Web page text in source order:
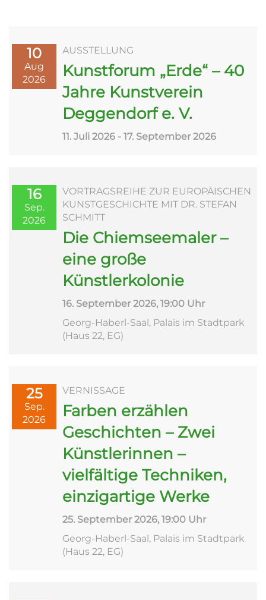
10
Aug
2026
AUSSTELLUNG
Kunstforum „Erde“ – 40
Jahre Kunstverein
Deggendorf e. V.
11. Juli 2026 - 17. September 2026
16
Sep.
2026
VORTRAGSREIHE ZUR EUROPÄISCHEN
KUNSTGESCHICHTE MIT DR. STEFAN
SCHMITT
Die Chiemseemaler –
eine große
Künstlerkolonie
16. September 2026, 19:00 Uhr
Georg-Haberl-Saal, Palais im Stadtpark
(Haus 22, EG)
25
Sep.
2026
VERNISSAGE
Farben erzählen
Geschichten – Zwei
Künstlerinnen –
vielfältige Techniken,
einzigartige Werke
25. September 2026, 19:00 Uhr
Georg-Haberl-Saal, Palais im Stadtpark
(Haus 22, EG)